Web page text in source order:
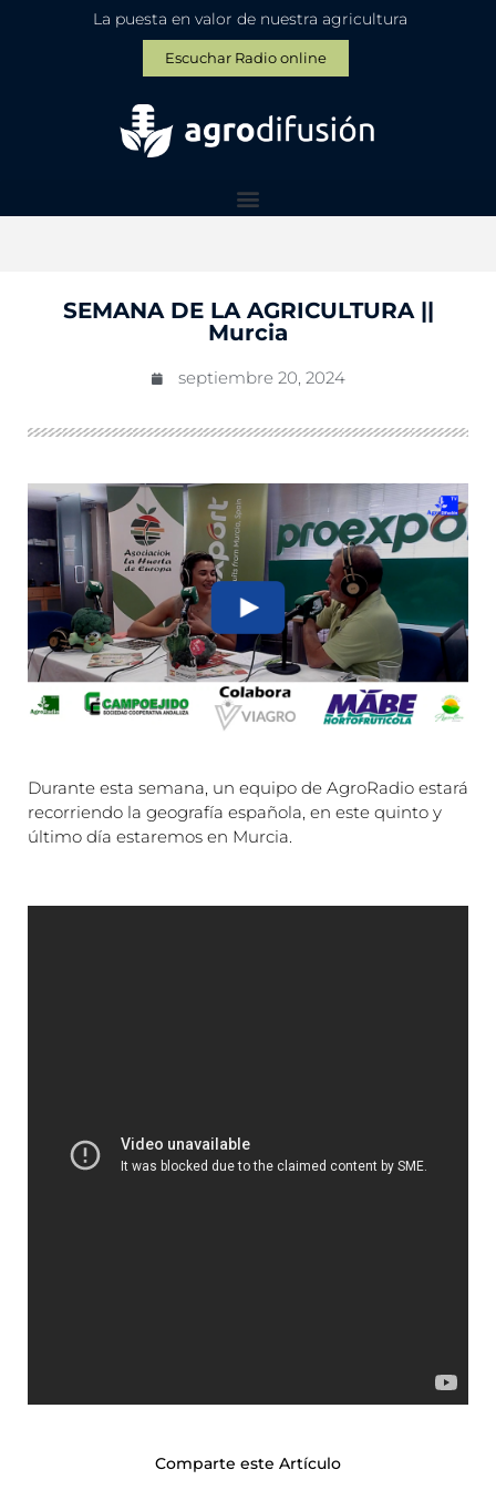
La puesta en valor de nuestra agricultura
Escuchar Radio online
SEMANA DE LA AGRICULTURA ||
Murcia
septiembre 20, 2024
Durante esta semana, un equipo de AgroRadio estará
recorriendo la geografía española, en este quinto y
último día estaremos en Murcia.
Comparte este Artículo